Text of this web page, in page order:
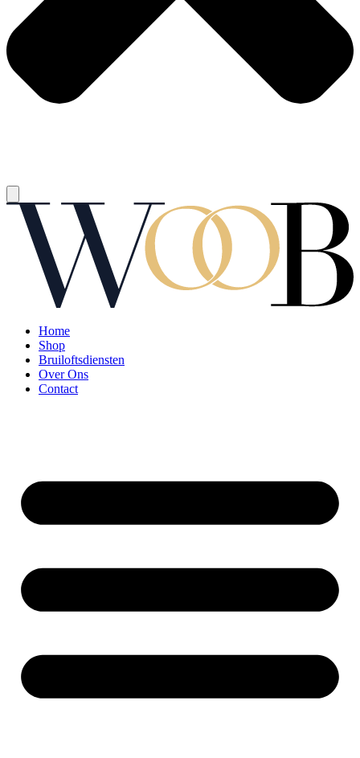
Home
Shop
Bruiloftsdiensten
Over Ons
Contact